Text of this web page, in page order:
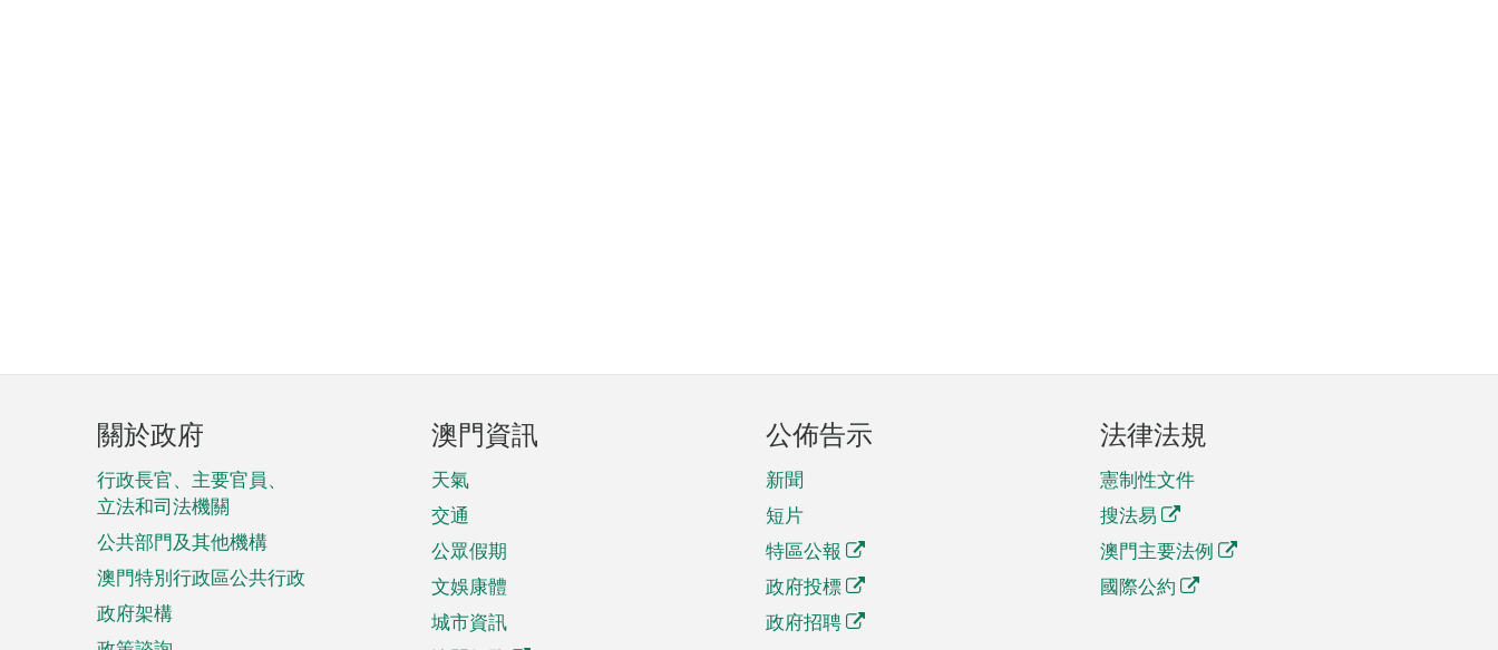
頁
腳
菜
單
關於政府
行政長官、主要官員、
立法和司法機關
公共部門及其他機構
澳門特別行政區公共行政
政府架構
澳門資訊
天氣
交通
公眾假期
文娛康體
城市資訊
公佈告示
新聞
短片
特區公報
政府投標
政府招聘
法律法規
憲制性文件
搜法易
澳門主要法例
國際公約